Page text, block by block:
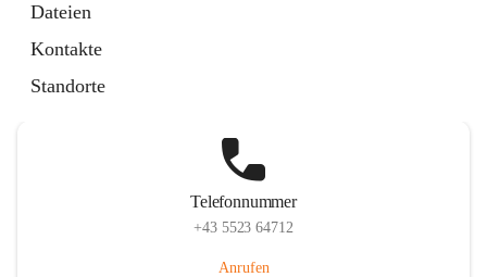
Dateien
Kontakte
Standorte
Telefonnummer
+43 5523 64712
Anrufen